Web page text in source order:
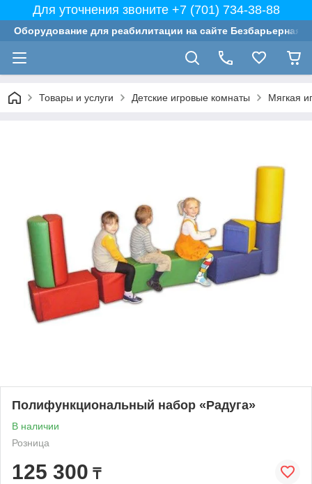
Для уточнения звоните +7 (701) 734-38-88
Оборудование для реабилитации на сайте Безбарьерная
Товары и услуги Детские игровые комнаты Мягкая
Полифункциональный набор «Радуга»
В наличии
Розница
125 300 ₸